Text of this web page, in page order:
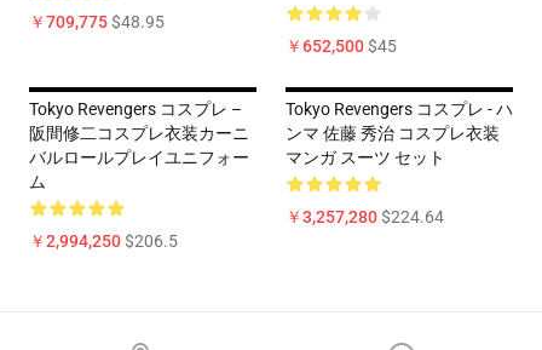
￥709,775$48.95
￥652,500$45
Tokyo Revengers コスプレ –
阪間修二コスプレ衣装カーニ
バルロールプレイユニフォー
ム
￥2,994,250$206.5
Tokyo Revengers コスプレ - ハ
ンマ 佐藤 秀治 コスプレ衣装
マンガ スーツ セット
￥3,257,280$224.64